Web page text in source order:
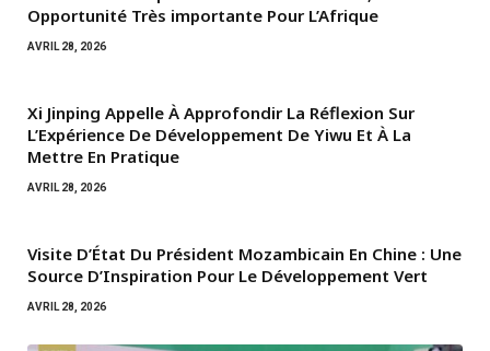
Opportunité Très importante Pour L’Afrique
AVRIL 28, 2026
Xi Jinping Appelle À Approfondir La Réflexion Sur
L’Expérience De Développement De Yiwu Et À La
Mettre En Pratique
AVRIL 28, 2026
Visite D’État Du Président Mozambicain En Chine : Une
Source D’Inspiration Pour Le Développement Vert
AVRIL 28, 2026